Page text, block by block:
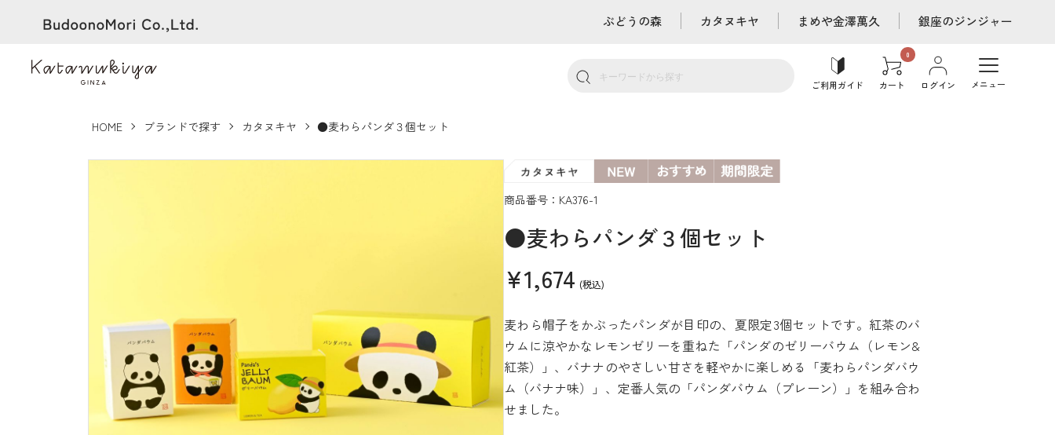
ぶどうの森 カタヌキヤ まめや金澤萬久 銀座のジンジャー
ご利用ガイド カート ログイン メニュー
HOME ブランドで探す カタヌキヤ ●麦わらパンダ３個セット
商品番号：KA376-1
●麦わらパンダ３個セット
¥1,674 (税込)
麦わら帽子をかぶったパンダが目印の、夏限定3個セットです。紅茶のバ
ウムに涼やかなレモンゼリーを重ねた「パンダのゼリーバウム（レモン&
紅茶）」、バナナのやさしい甘さを軽やかに楽しめる「麦わらパンダバウ
ム（バナナ味）」、定番人気の「パンダバウム（プレーン）」を組み合わ
せました。